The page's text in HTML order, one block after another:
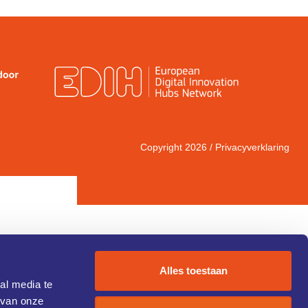
media te
onze
Alles toestaan
Copyright 2026 / Privacyverklaring
1)